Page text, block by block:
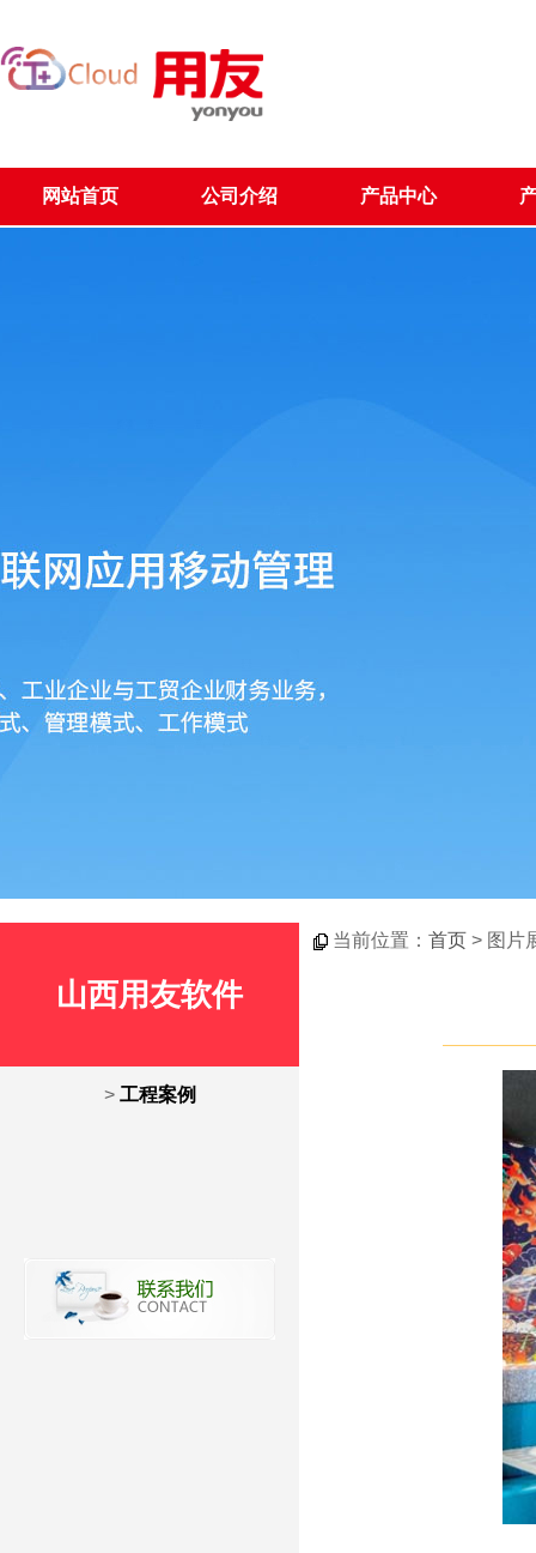
网站首页 公司介绍 产品中心
山西用友软件
> 工程案例
当前位置： 首页 > 图片